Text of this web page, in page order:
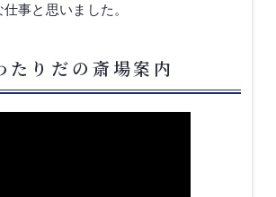
事と思いました。
たりだの斎場案内